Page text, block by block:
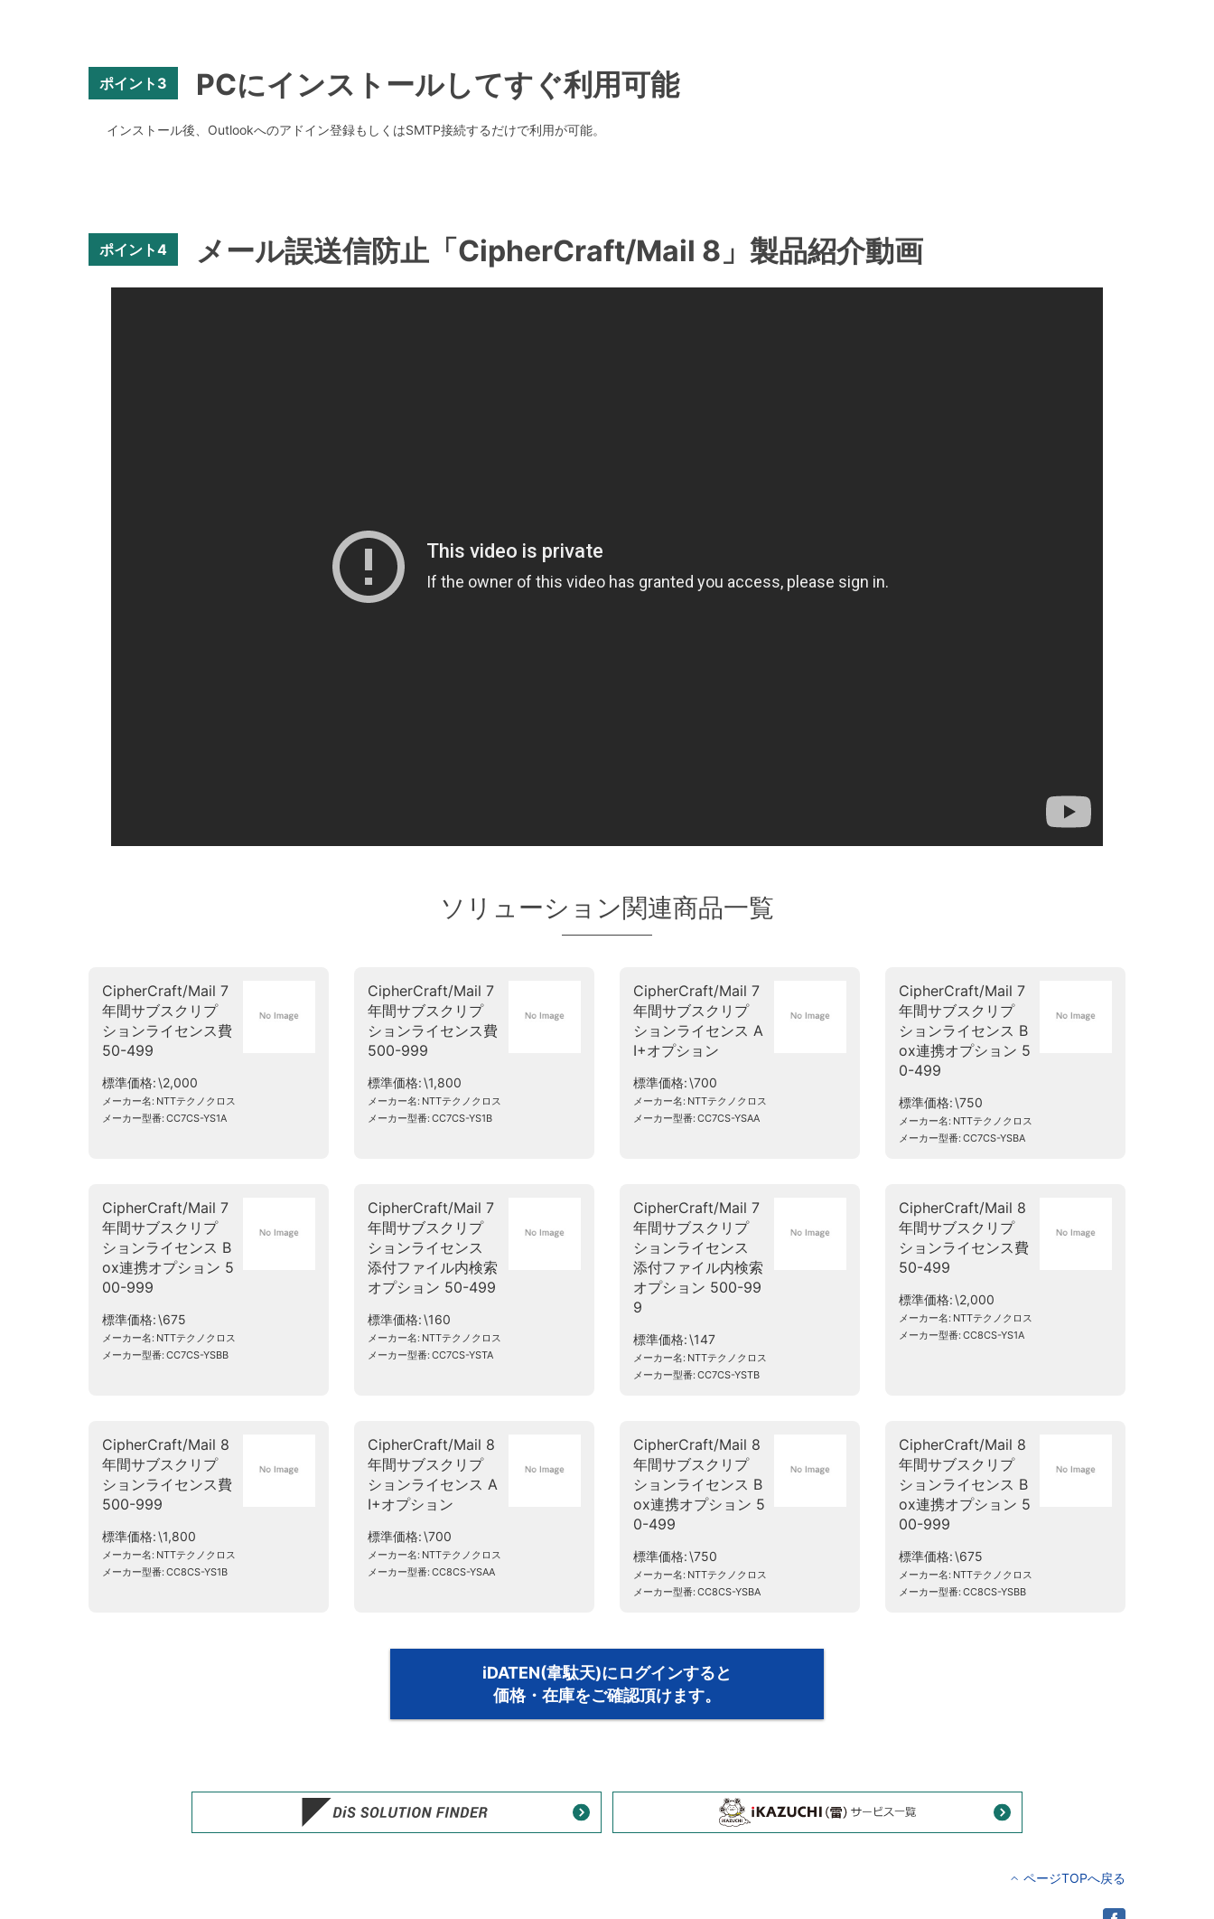
ポイント3 PCにインストールしてすぐ利用可能
インストール後、Outlookへのアドイン登録もしくはSMTP接続するだけで利用が可能。
ポイント4 メール誤送信防止「CipherCraft/Mail 8」製品紹介動画
ソリューション関連商品一覧
CipherCraft/Mail 7
年間サブスクリプ
ションライセンス費
50-499
標準価格 \2,000
メーカー名 NTTテクノクロス
メーカー型番 CC7CS-YS1A
CipherCraft/Mail 7
年間サブスクリプ
ションライセンス費
500-999
標準価格 \1,800
メーカー名 NTTテクノクロス
メーカー型番 CC7CS-YS1B
CipherCraft/Mail 7
年間サブスクリプ
ションライセンス A
I+オプション
標準価格 \700
メーカー名 NTTテクノクロス
メーカー型番 CC7CS-YSAA
CipherCraft/Mail 7
年間サブスクリプ
ションライセンス B
ox連携オプション 5
0-499
標準価格 \750
メーカー名 NTTテクノクロス
メーカー型番 CC7CS-YSBA
CipherCraft/Mail 7
年間サブスクリプ
ションライセンス B
ox連携オプション 5
00-999
標準価格 \675
メーカー名 NTTテクノクロス
メーカー型番 CC7CS-YSBB
CipherCraft/Mail 7
年間サブスクリプ
ションライセンス
添付ファイル内検索
オプション 50-499
標準価格 \160
メーカー名 NTTテクノクロス
メーカー型番 CC7CS-YSTA
CipherCraft/Mail 7
年間サブスクリプ
ションライセンス
添付ファイル内検索
オプション 500-99
9
標準価格 \147
メーカー名 NTTテクノクロス
メーカー型番 CC7CS-YSTB
CipherCraft/Mail 8
年間サブスクリプ
ションライセンス費
50-499
標準価格 \2,000
メーカー名 NTTテクノクロス
メーカー型番 CC8CS-YS1A
CipherCraft/Mail 8
年間サブスクリプ
ションライセンス費
500-999
標準価格 \1,800
メーカー名 NTTテクノクロス
メーカー型番 CC8CS-YS1B
CipherCraft/Mail 8
年間サブスクリプ
ションライセンス A
I+オプション
標準価格 \700
メーカー名 NTTテクノクロス
メーカー型番 CC8CS-YSAA
CipherCraft/Mail 8
年間サブスクリプ
ションライセンス B
ox連携オプション 5
0-499
標準価格 \750
メーカー名 NTTテクノクロス
メーカー型番 CC8CS-YSBA
CipherCraft/Mail 8
年間サブスクリプ
ションライセンス B
ox連携オプション 5
00-999
標準価格 \675
メーカー名 NTTテクノクロス
メーカー型番 CC8CS-YSBB
iDATEN(韋駄天)にログインすると
価格・在庫をご確認頂けます。
ページTOPへ戻る